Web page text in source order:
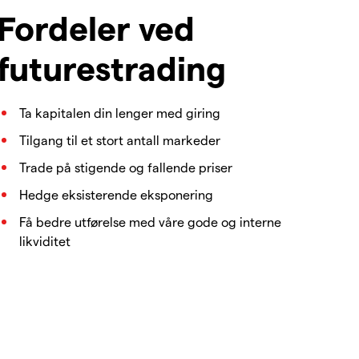
ved
Ta kapitalen din lenger med giring
Tilgang til et stort antall markeder
Trade på stigende og fallende priser
Hedge eksisterende eksponering
Få bedre utførelse med våre gode og interne
likviditet